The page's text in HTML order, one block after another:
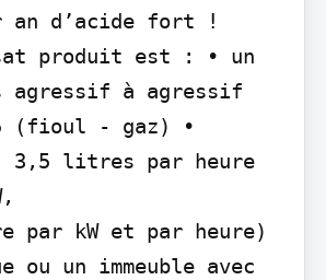
d’acide fort !
produit est : • un
agressif à agressif
(fioul - gaz) •
: 3,5 litres par heure
par kW et par heure)
ou un immeuble avec